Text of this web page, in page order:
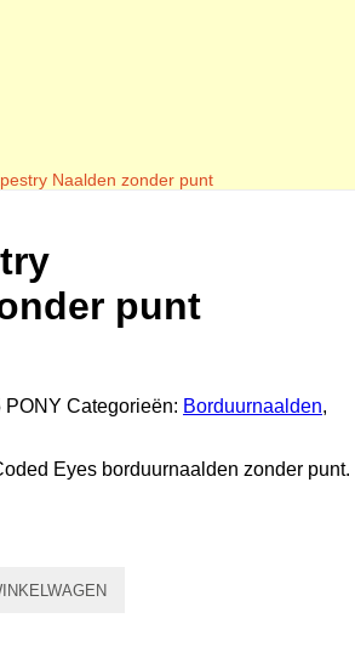
Naalden zonder punt
punt
PONY Categorieën: Borduurnaalden,
Eyes borduurnaalden zonder punt.